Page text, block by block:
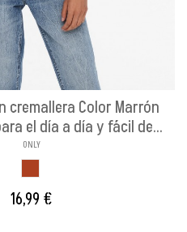
cremallera Color Marrón
el día a día y fácil de...
ONLY
16,99 €